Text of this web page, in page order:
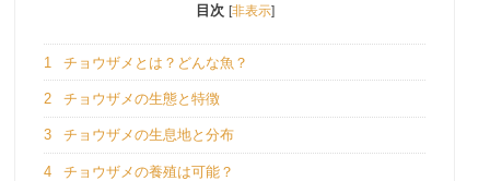
目次 [非表示]
1 チョウザメとは？どんな魚？
2 チョウザメの生態と特徴
3 チョウザメの生息地と分布
4 チョウザメの養殖は可能？